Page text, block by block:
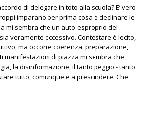
di delegare in toto alla scuola? E’ vero
imparano per prima cosa e declinare le
mi sembra che un auto-esproprio del
veramente eccessivo. Contestare è lecito,
ma occorre coerenza, preparazione,
manifestazioni di piazza mi sembra che
la disinformazione, il tanto peggio - tanto
tutto, comunque e a prescindere. Che